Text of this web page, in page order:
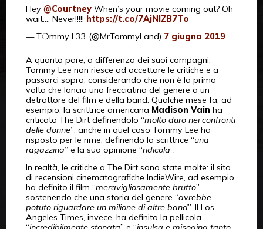
Hey @CourtneyWhen’s your movie coming out? Oh
wait…. Never!!!!! https://t.co/7AjNIZB7To
— T❍mmy L33 (@MrTommyLand) 7 giugno 2019
A quanto pare, a differenza dei suoi compagni,
Tommy Lee non riesce ad accettare le critiche e a
passarci sopra, considerando che non è la prima
volta che lancia una frecciatina del genere a un
detrattore del film e della band. Qualche mese fa, ad
esempio, la scrittrice americana Madison Vain ha
criticato The Dirt definendolo “molto duro nei confronti
delle donne”: anche in quel caso Tommy Lee ha
risposto per le rime, definendo la scrittrice “una
ragazzina” e la sua opinione “ridicola”.
In realtà, le critiche a The Dirt sono state molte: il sito
di recensioni cinematografiche IndieWire, ad esempio,
ha definito il film “meravigliosamente brutto”,
sostenendo che una storia del genere “avrebbe
potuto riguardare un milione di altre band”. Il Los
Angeles Times, invece, ha definito la pellicola